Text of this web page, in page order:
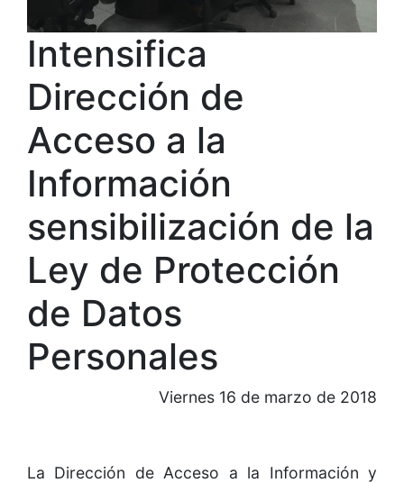
Intensifica
Dirección de
Acceso a la
Información
sensibilización de la
Ley de Protección
de Datos
Personales
Viernes 16 de marzo de 2018
La Dirección de Acceso a la Información y